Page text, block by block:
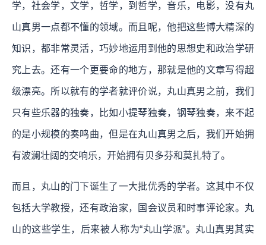
学，社会学，文学，哲学，到哲学，音乐，电影，没有丸
山真男一点都不懂的领域。而且呢，他把这些博大精深的
知识，都非常灵活，巧妙地运用到他的思想史和政治学研
究上去。还有一个更要命的地方，那就是他的文章写得超
级漂亮。所以就有的学者就评价说，丸山真男之前，我们
只有些乐器的独奏，比如小提琴独奏，钢琴独奏，来不起
的是小规模的奏鸣曲，但是在丸山真男之后，我们开始拥
有波澜壮阔的交响乐，开始拥有贝多芬和莫扎特了。
而且，丸山的门下诞生了一大批优秀的学者。这其中不仅
包括大学教授，还有政治家，国会议员和时事评论家。丸
山的这些学生，后来被人称为“丸山学派”。丸山真男其实